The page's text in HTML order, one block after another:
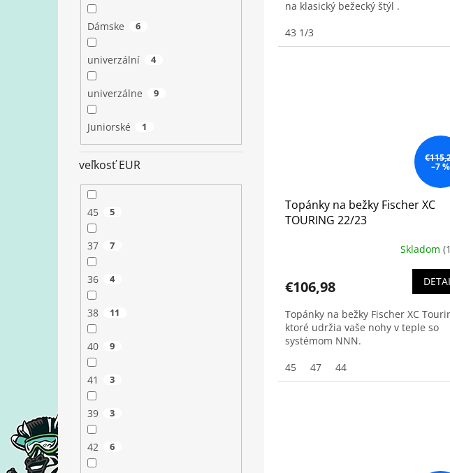
Dámske 6
univerzální 4
univerzálne 9
Juniorské 1
veľkosť EUR
45 5
37 7
36 4
38 11
40 9
41 3
39 3
42 6
na klasický bežecký štýl .
43 1/3
–7 %
Topánky na bežky Fischer XC
TOURING 22/23
Skladom
€106,98
Topánky na bežky Fischer XC
ktoré udržia vaše nohy v teple so
systémom NNN.
45
47 44